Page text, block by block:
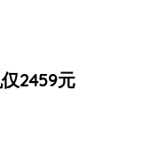
2459元